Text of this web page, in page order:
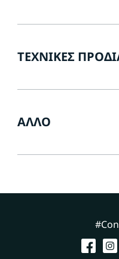
ΤΕΧΝΙΚΈΣ
ΆΛΛΟ